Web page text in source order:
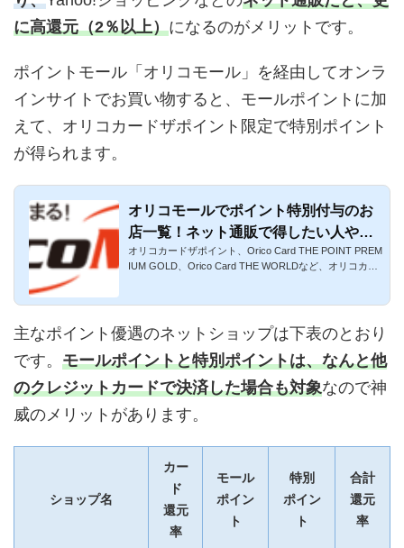
に高還元（2％以上）になるのがメリットです。
ポイントモール「オリコモール」を経由してオンラ
インサイトでお買い物すると、モールポイントに加
えて、オリコカードザポイント限定で特別ポイント
が得られます。
オリコモールでポイント特別付与のお
店一覧！ネット通販で得したい人やオ
リコカードのユーザー必見！
オリコカードザポイント、Orico Card THE POINT PREM
IUM GOLD、Orico Card THE WORLDなど、オリコカー
主なポイント優遇のネットショップは下表のとおり
です。 モールポイントと特別ポイントは、なんと他
のクレジットカードで決済した場合も対象なので神
威のメリットがあります。
ショップ名
カー
ド
還元
率
モール
ポイン
ト
特別
ポイン
ト
合計
還元
率